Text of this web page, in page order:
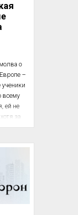
о
–
всему
ей не
за
с ней
не